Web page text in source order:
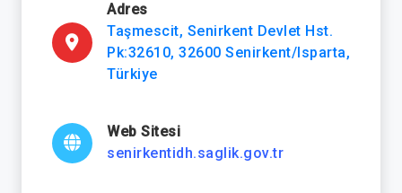
Adres
Taşmescit, Senirkent Devlet Hst.
Pk:32610, 32600 Senirkent/Isparta,
Türkiye
Web Sitesi
senirkentidh.saglik.gov.tr